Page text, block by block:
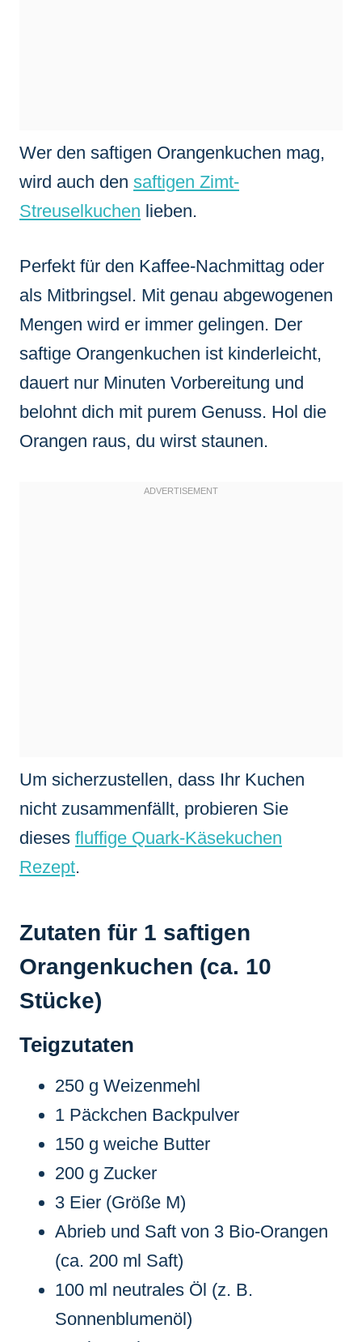
Wer den saftigen Orangenkuchen mag,
wird auch den saftigen Zimt-
Streuselkuchen lieben.
Perfekt für den Kaffee-Nachmittag oder
als Mitbringsel. Mit genau abgewogenen
Mengen wird er immer gelingen. Der
saftige Orangenkuchen ist kinderleicht,
dauert nur Minuten Vorbereitung und
belohnt dich mit purem Genuss. Hol die
Orangen raus, du wirst staunen.
Um sicherzustellen, dass Ihr Kuchen
nicht zusammenfällt, probieren Sie
dieses fluffige Quark-Käsekuchen
Rezept.
Zutaten für 1 saftigen
Orangenkuchen (ca. 10
Stücke)
Teigzutaten
250 g Weizenmehl
1 Päckchen Backpulver
150 g weiche Butter
200 g Zucker
3 Eier (Größe M)
Abrieb und Saft von 3 Bio-Orangen
(ca. 200 ml Saft)
100 ml neutrales Öl (z. B.
Sonnenblumenöl)